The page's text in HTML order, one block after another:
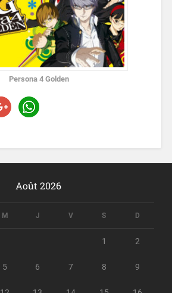
Persona 4 Golden
Août 2026
M J V S D
1 2
5 6 7 8 9